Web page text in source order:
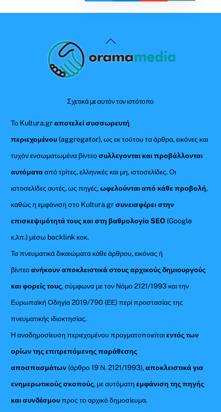
Back
To
Σχετικά με αυτόν τον ιστότοπο
Το Kultura.grαποτελεί συσσωρευτή
περιεχομένου (aggregator), ως εκ τούτου τα άρθρα, εικόνες και
τυχόν ενσωματωμένα βίντεοσυλλεγονται και προβάλλονται
αυτόματααπό τρίτες, ελληνικές και μη, ιστοσελίδες. Οι
ιστοσελίδες αυτές, ως πηγές,ωφελούνται από κάθε προβολή,
καθώς η εμφάνιση στο Kultura.gr συνεισφέρει στην
επισκεψιμότητά τους και στη βαθμολογία SEO (Google
κ.λπ.) μέσω backlink κοκ.
Τα πνευματικά δικαιώματα κάθε άρθρου, εικόνας ή
βίντεοανήκουν αποκλειστικά στους αρχικούς δημιουργούς
και φορείς τους, σύμφωνα με τον Νόμο 2121/1993 και την
Ευρωπαϊκή Οδηγία 2019/790 (ΕΕ) περί προστασίας της
πνευματικής ιδιοκτησίας.
Η αναδημοσίευση περιεχομένου πραγματοποιείταιεντός των
ορίων της επιτρεπόμενης παράθεσης
αποσπασμάτων (άρθρο 19 Ν. 2121/1993),αποκλειστικά για
ενημερωτικούς σκοπούς, με αυτόματηεμφάνιση της πηγής
και συνδέσμουπρος το αρχικό δημοσίευμα.